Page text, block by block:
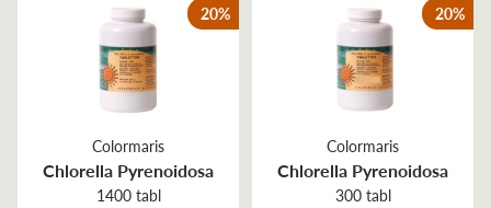
Colormaris
Chlorella Pyrenoidosa
1400 tabl
20%
Colormaris
Chlorella Pyrenoidosa
300 tabl
20%